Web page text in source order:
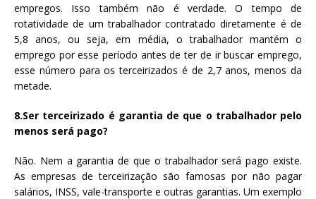
empregos. Isso também não é verdade. O tempo de
rotatividade de um trabalhador contratado diretamente é de
5,8 anos, ou seja, em média, o trabalhador mantém o
emprego por esse período antes de ter de ir buscar emprego,
esse número para os terceirizados é de 2,7 anos, menos da
metade.
8.Ser terceirizado é garantia de que o trabalhador pelo
menos será pago?
Não. Nem a garantia de que o trabalhador será pago existe.
As empresas de terceirização são famosas por não pagar
salários, INSS, vale-transporte e outras garantias. Um exemplo